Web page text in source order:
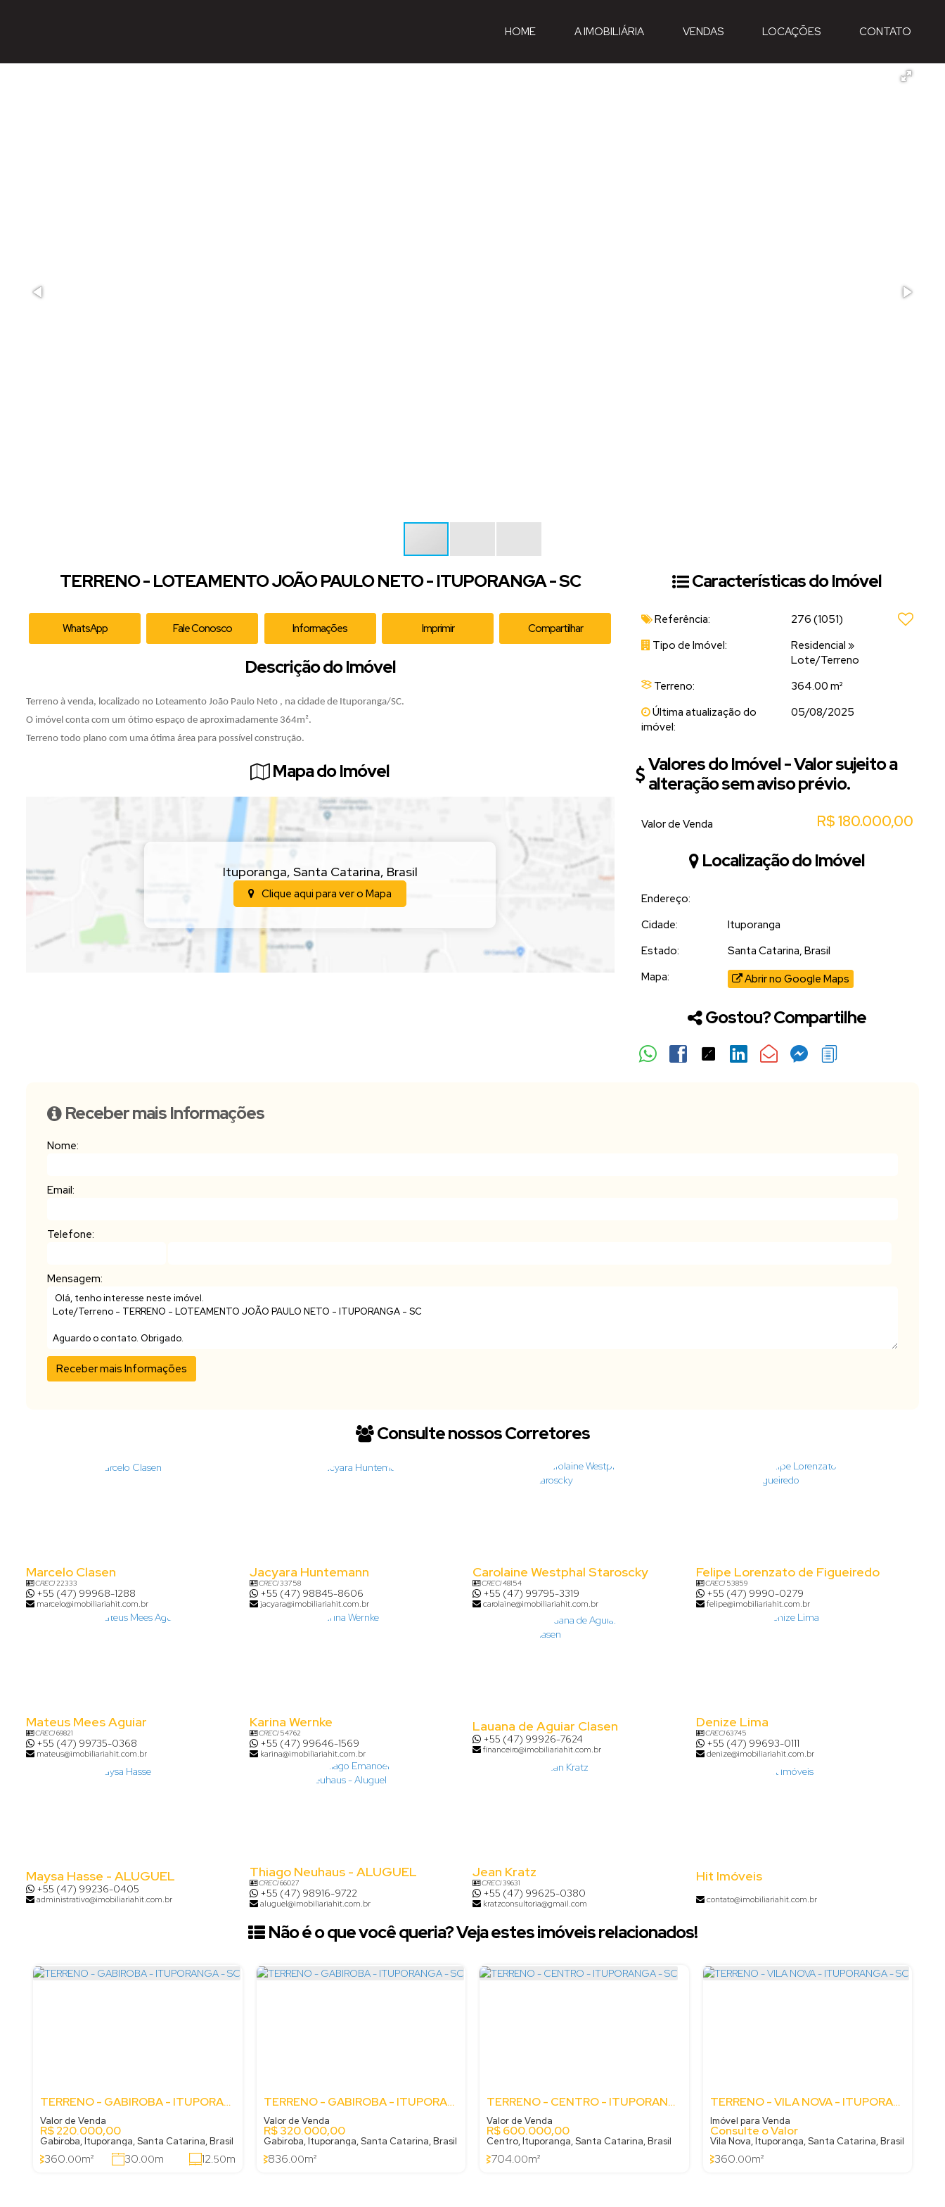
CONTATO
LOCAÇÕES
VENDAS
A IMOBILIÁRIA
HOME
TERRENO - LOTEAMENTO JOÃO PAULO NETO - ITUPORANGA - SC
WhatsApp Fale Conosco Informações Imprimir Compartilhar
Descrição do Imóvel
Terreno à venda, localizado no Loteamento João Paulo Neto , na cidade de Ituporanga/SC.
O imóvel conta com um ótimo espaço de aproximadamente 364m².
Terreno todo plano com uma ótima área para possível construção.
Mapa do Imóvel
Ituporanga, Santa Catarina, Brasil
Clique aqui para ver o Mapa
Características do Imóvel
Referência: 276 (1051)
Tipo de Imóvel:
Residencial »
Lote/Terreno
Terreno:
364.00 m²
Última atualização do
imóvel:
05/08/2025
Valores do Imóvel - Valor sujeito a
alteração sem aviso prévio.
R$180.000,00
Valor de Venda
Localização do Imóvel
Endereço:
Cidade:
Ituporanga
Estado:
Santa Catarina, Brasil
Mapa:
Abrir no Google Maps
Gostou? Compartilhe
Receber mais Informações
Nome:
Email:
Telefone:
Mensagem:
Consulte nossos Corretores
Marcelo Clasen
CRECI22333
+55 (47) 99968-1288
marcelo@imobiliariahit.com.br
Jacyara Huntemann
CRECI33758
+55 (47) 98845-8606
jacyara@imobiliariahit.com.br
Carolaine Westphal Staroscky
CRECI48154
+55 (47) 99795-3319
carolaine@imobiliariahit.com.br
Felipe Lorenzato de Figueiredo
CRECI53859
+55 (47) 9990-0279
felipe@imobiliariahit.com.br
Mateus Mees Aguiar
CRECI69821
+55 (47) 99735-0368
mateus@imobiliariahit.com.br
Karina Wernke
CRECI54762
+55 (47) 99646-1569
karina@imobiliariahit.com.br
Lauana de Aguiar Clasen
+55 (47) 99926-7624
financeiro@imobiliariahit.com.br
Denize Lima
CRECI63745
+55 (47) 99693-0111
denize@imobiliariahit.com.br
Maysa Hasse - ALUGUEL
+55 (47) 99236-0405
administrativo@imobiliariahit.com.br
Thiago Neuhaus - ALUGUEL
CRECI66027
+55 (47) 98916-9722
aluguel@imobiliariahit.com.br
Jean Kratz
CRECI39631
+55 (47) 99625-0380
kratzconsultoria@gmail.com
Hit Imóveis
contato@imobiliariahit.com.br
Não é o que você queria? Veja estes imóveis relacionados!
TERRENO - GABIROBA - ITUPORANGA - SC
R$220.000,00
Valor de Venda
Gabiroba, Ituporanga, Santa Catarina, Brasil
360.00m² 30.00m 12.50m
TERRENO - GABIROBA - ITUPORANGA - SC
R$320.000,00
Valor de Venda
Gabiroba, Ituporanga, Santa Catarina, Brasil
836.00m²
TERRENO - CENTRO - ITUPORANGA - SC
R$600.000,00
Valor de Venda
Centro, Ituporanga, Santa Catarina, Brasil
704.00m²
TERRENO - VILA NOVA - ITUPORANGA - SC
Consulte o Valor
Imóvel para Venda
Vila Nova, Ituporanga, Santa Catarina, Brasil
360.00m²